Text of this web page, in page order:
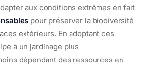
aux conditions extrêmes en fait
pour préserver la biodiversité
extérieurs. En adoptant ces
à un jardinage plus
dépendant des ressources en